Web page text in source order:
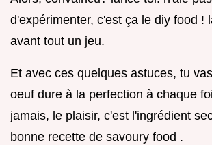
d'expérimenter, c'est ça le diy food !
avant tout un jeu.
Et avec ces quelques astuces, tu
oeuf dure à la perfection à chaque
jamais, le plaisir, c'est l'ingrédient
bonne recette de savoury food .